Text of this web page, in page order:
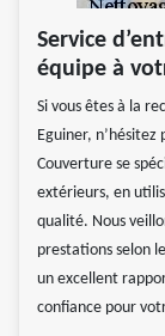
Service
équipe à
Si vous êtes à la
Eguiner,
Couverture se
extérieurs, en
qualité. Nous
prestations selon
un excellent
confiance pour